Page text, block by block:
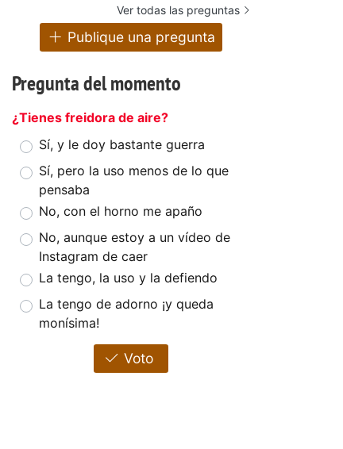
Ver todas las preguntas
Publique una pregunta
Pregunta del momento
¿Tienes freidora de aire?
Sí, y le doy bastante guerra
Sí, pero la uso menos de lo que
pensaba
No, con el horno me apaño
No, aunque estoy a un vídeo de
Instagram de caer
La tengo, la uso y la defiendo
La tengo de adorno ¡y queda
monísima!
Voto